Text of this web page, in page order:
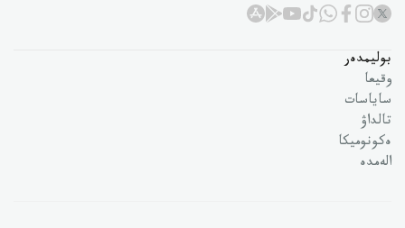
بوليمدەر
وقيعا
ساياسات
تالداۋ
ەكونوميكا
الەمدە